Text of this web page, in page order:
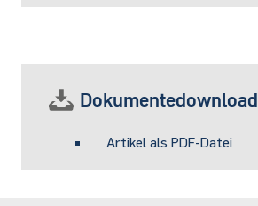
Dokumentedownload
Artikel als PDF-Datei